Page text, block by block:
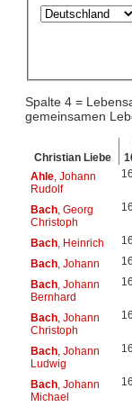
Spalte 4 =
gemeinsamen
Christian Liebe
Ahle, Johann
Rudolf
Bach, Georg
Christoph
Bach, Heinrich
Bach, Johann
Bach, Johann
Bernhard
Bach, Johann
Christoph
Bach, Johann
Ludwig
Bach, Johann
Michael